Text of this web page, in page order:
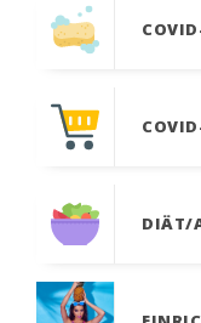
DIÄT/